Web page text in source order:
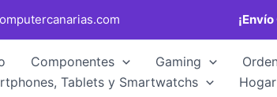
Componentes Gaming
Tablets y Smartwatchs
Hogar